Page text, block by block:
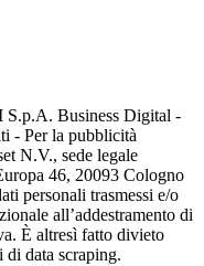
S.p.A. Business Digital -
- Per la pubblicità
N.V., sede legale
46, 20093 Cologno
personali trasmessi e/o
all’addestramento di
È altresì fatto divieto
di data scraping.